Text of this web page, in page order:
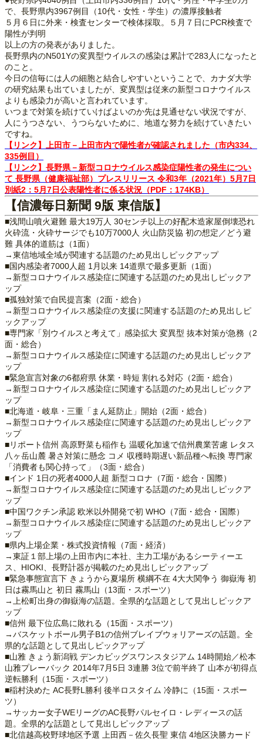
で、長野県内3967例目（10代・女性・学生）の濃厚接触者
５月６日に外来・検査センターで検体採取。５月７日にPCR検査で
陽性が判明
以上の方の発表がありました。
長野県内のN501Yの変異型ウイルスの感染は累計で283人になったと
のこと。
今日の信毎には人の細胞と結合しやすいということで、カナダ大学
の研究結果も出ていましたが、変異型は従来の新型コロナウイルス
よりも感染力が高いと言われています。
いつまで対策を続けていけばよいのか先は見通せない状況ですが、
人にうつさない、うつらないために、地道な努力を続けていきたい
ですね。
【リンク】上田市－上田市内で陽性者が確認されました（市内334、
335例目）
【リンク】長野県－新型コロナウイルス感染症陽性者の発生につい
て 長野県（健康福祉部）プレスリリース 令和3年（2021年）5月7日
別紙2：5月7日公表陽性者に係る状況（PDF：174KB）
【信濃毎日新聞 9版 東信版】
■浅間山噴火避難 最大19万人 30センチ以上の好配木造家屋倒壊恐れ
火砕流・火砕サージでも10万7000人 火山防災協 初の想定／どう避
難 具体的道筋は（1面）
→東信地域全域が関連する話題のため見出しピックアップ
■国内感染者7000人超 1月以来 14道県で最多更新（1面）
→新型コロナウイルス感染症に関連する話題のため見出しピックア
ップ
■孤独対策で自民提言案（2面・総合）
→新型コロナウイルス感染症の支援に関連する話題のため見出しピ
ックアップ
■専門家「別ウイルスと考えて」感染拡大 変異型 抜本対策が急務（2
面・総合）
→新型コロナウイルス感染症に関連する話題のため見出しピックア
ップ
■緊急宣言対象の6都府県 休業・時短 割れる対応（2面・総合）
→新型コロナウイルス感染症に関連する話題のため見出しピックア
ップ
■北海道・岐阜・三重「まん延防止」開始（2面・総合）
→新型コロナウイルス感染症に関連する話題のため見出しピックア
ップ
■リポート信州 高原野菜も稲作も 温暖化加速で信州農業苦慮 レタス
八ヶ岳山麓 暑さ対策に懸念 コメ 収穫時期遅い新品種へ転換 専門家
「消費者も関心持って」（3面・総合）
■インド 1日の死者4000人超 新型コロナ（7面・総合・国際）
→新型コロナウイルス感染症に関連する話題のため見出しピックア
ップ
■中国ワクチン承認 欧米以外開発で初 WHO（7面・総合・国際）
→新型コロナウイルス感染症に関連する話題のため見出しピックア
ップ
■県内上場企業・株式投資情報（7面・経済）
→東証１部上場の上田市内に本社、主力工場があるシーティーエ
ス、HIOKI、長野計器が掲載のため見出しピックアップ
■緊急事態宣言下 きょうから夏場所 横綱不在 4大大関争う 御嶽海 初
日は霧馬山と 初日 霧馬山（13面・スポーツ）
→上松町出身の御嶽海の話題。全県的な話題として見出しピックア
ップ
■信州 最下位広島に敗れる（15面・スポーツ）
→バスケットボール男子B1の信州ブレイブウォリアーズの話題。全
県的な話題として見出しピックアップ
■山雅 きょう新潟戦 デンカビッグスワンスタジアム 14時開始／松本
山雅プレーバック 2014年7月5日 3連勝 3位で前半終了 山本が初得点
逆転勝利（15面・スポーツ）
■稲村決めた AC長野L勝利 後半ロスタイム 冷静に（15面・スポー
ツ）
→サッカー女子WEリーグのAC長野パルセイロ・レディースの話
題。全県的な話題として見出しピックアップ
■北信越高校野球地区予選 上田西－佐久長聖 東信 4地区決勝カード